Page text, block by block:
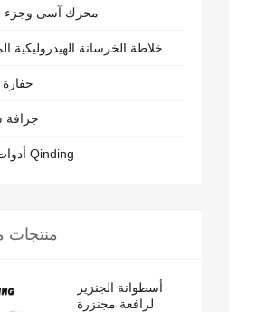
محرك آسى وجزء
خلاطة الخرسانة الهيدروليكية
جرافة
أدوات يدوية Qinding
منتجات
أسطوانة الجنزير
لرافعة مجنزرة